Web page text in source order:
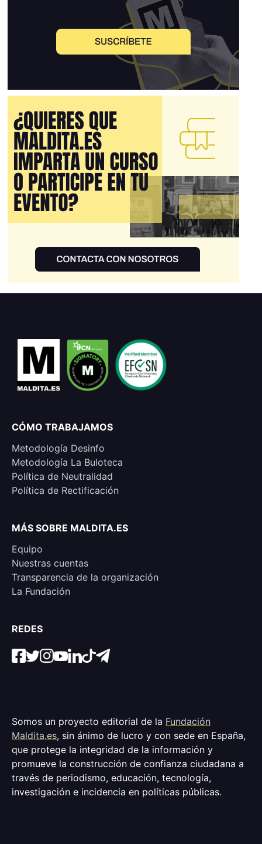
CÓMO TRABAJAMOS
Metodología Desinfo
Metodología La Buloteca
Política de Neutralidad
Política de Rectificación
MÁS SOBRE MALDITA.ES
Equipo
Nuestras cuentas
Transparencia de la organización
La Fundación
REDES
Somos un proyecto editorial de la Fundación
Maldita.es, sin ánimo de lucro y con sede en España,
que protege la integridad de la información y
promueve la construcción de confianza ciudadana a
través de periodismo, educación, tecnología,
investigación e incidencia en políticas públicas.